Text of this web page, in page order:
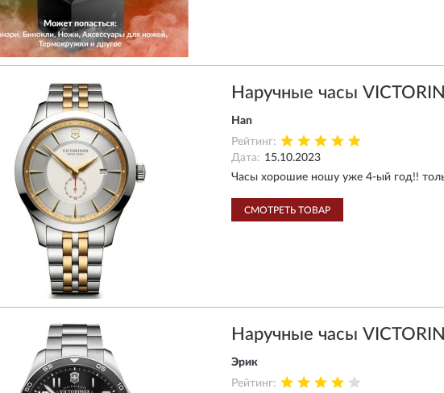
Наручные часы
Han
Рейтинг:
Дата: 15.10.2023
Часы хорошие ношу уже 4-ый год!!
СМОТРЕТЬ ТОВАР
Наручные часы
Эрик
Рейтинг: